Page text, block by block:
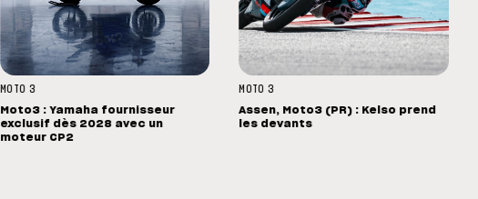
MOTO 3
Moto3 : Yamaha fournisseur
exclusif dès 2028 avec un
moteur CP2
MOTO 3
Assen, Moto3 (PR) : Kelso prend
les devants